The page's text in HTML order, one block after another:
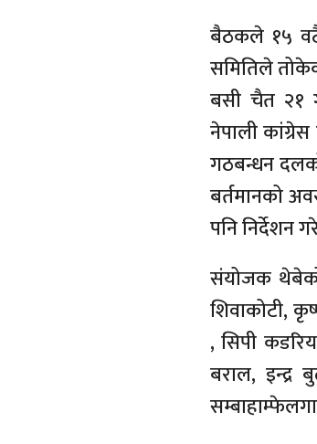
बैठकले १५ वटै
समितिले
बसी चैत २१
नेपाली
गठबन्धन
बर्तमानको
पनि निर्देशन
संयोजक
शिवाकोटी,
, सिपी
बराल, इन्द्र